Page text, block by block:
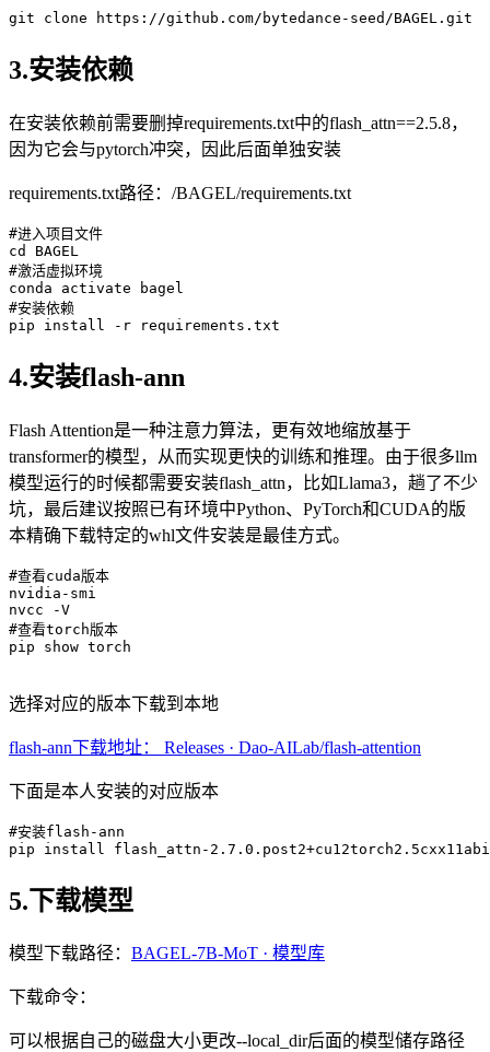
git
3.安装依赖
在安装依赖前需要删掉requirements.txt中的flash_attn==2.5.8，
因为它会与pytorch冲突，因此后面单独安装
requirements.txt路径：/BAGEL/requirements.txt
#进入项目文件
cd
#激活虚拟环境
#安装依赖
4.安装flash-ann
Flash Attention是一种注意力算法，更有效地缩放基于
transformer的模型，从而实现更快的训练和推理。由于很多llm
模型运行的时候都需要安装flash_attn，比如Llama3，趟了不少
坑，最后建议按照已有环境中Python、PyTorch和CUDA的版
本精确下载特定的whl文件安装是最佳方式。
#查看cuda版本
nvidia-smi
#查看torch版本
pip show torch
选择对应的版本下载到本地
flash-ann下载地址： Releases · Dao-AILab/flash-attention
下面是本人安装的对应版本
#安装flash-ann
pip install flash_attn- 2 . 7 . 0 .post2+cu12torch2 . 5cxx11
5.下载模型
模型下载路径： BAGEL-7B-MoT · 模型库
下载命令：
可以根据自己的磁盘大小更改--local_dir后面的模型储存路径